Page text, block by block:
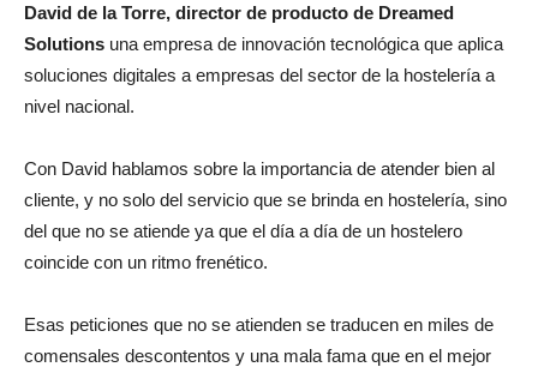
David de la Torre, director de producto de Dreamed
Solutions una empresa de innovación tecnológica que aplica
soluciones digitales a empresas del sector de la hostelería a
nivel nacional.
Con David hablamos sobre la importancia de atender bien al
cliente, y no solo del servicio que se brinda en hostelería, sino
del que no se atiende ya que el día a día de un hostelero
coincide con un ritmo frenético.
Esas peticiones que no se atienden se traducen en miles de
comensales descontentos y una mala fama que en el mejor